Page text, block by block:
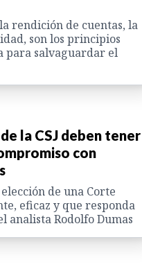
rendición de cuentas, la
son los principios
para salvaguardar el
la CSJ deben tener
con
de una Corte
eficaz y que responda
analista Rodolfo Dumas